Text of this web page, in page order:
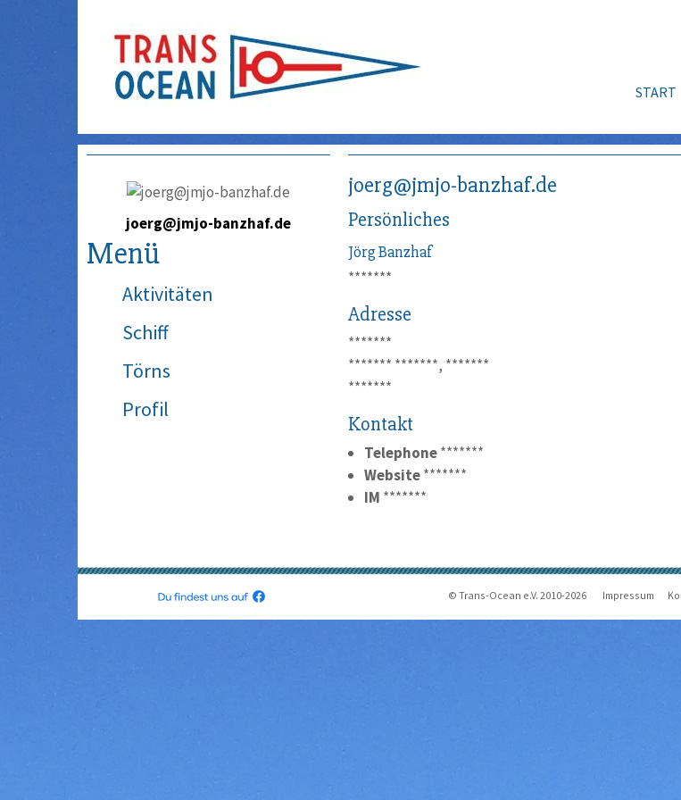
START
joerg@jmjo-banzhaf.de
Menü
Aktivitäten
Schiff
Törns
Profil
joerg@jmjo-banzhaf.de
Persönliches
JörgBanzhaf
*******
Adresse
*******
******* *******, *******
*******
Kontakt
Telephone *******
Website *******
IM *******
© Trans-Ocean e.V. 2010-2026 Impressum